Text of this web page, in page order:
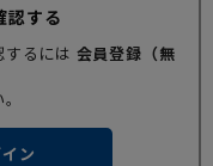
認する
るには 会員登録（無
ン